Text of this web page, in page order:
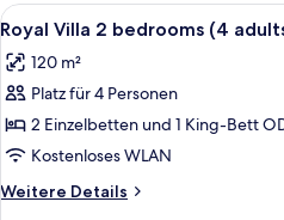
Alle
Fotos
für
Royal
Villa
2
bedrooms
(4
16
Royal Villa 2 bedrooms (4
120 m²
Platz für 4 Personen
2 Einzelbetten und 1 King-Bett
Kostenloses WLAN
Weitere Details
Weitere